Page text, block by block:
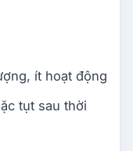
ít hoạt động
tụt sau thời